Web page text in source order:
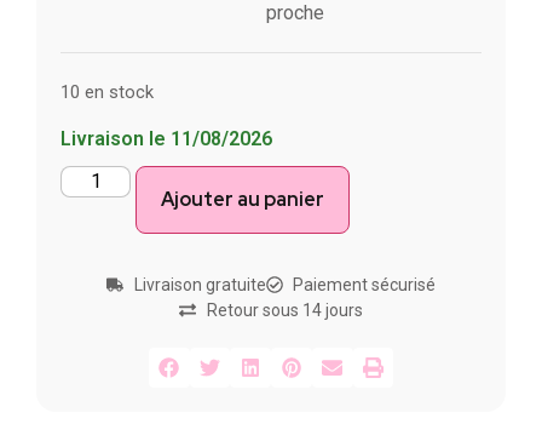
proche
10 en stock
Livraison le 11/08/2026
Ajouter au panier
Livraison gratuite
Paiement sécurisé
Retour sous 14 jours